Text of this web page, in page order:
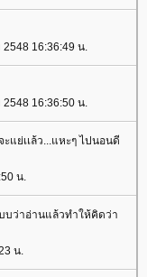
16:36:49 น.
16:36:50 น.
แย่เเล้ว...แหะๆ ไปนอนดี
น.
บว่าอ่านแล้วทำให้คิดว่า
น.